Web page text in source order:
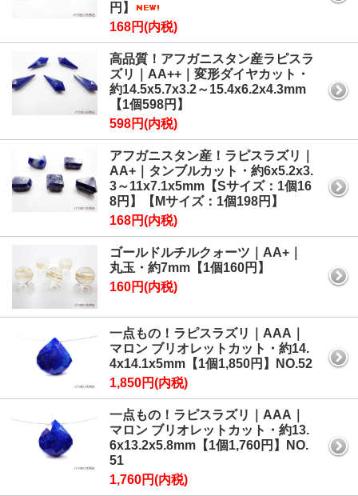
円】
168円(内税)
高品質！アフガニスタン産ラピスラ
ズリ｜AA++｜変形ダイヤカット・
約14.5x5.7x3.2～15.4x6.2x4.3mm
【1個598円】
598円(内税)
アフガニスタン産！ラピスラズリ｜
AA+｜タンブルカット・約6x5.2x3.
3～11x7.1x5mm【Sサイズ：1個16
8円】【Mサイズ：1個198円】
168円(内税)
ゴールドルチルクォーツ｜AA+｜
丸玉・約7mm【1個160円】
160円(内税)
一点もの！ラピスラズリ｜AAA｜
マロン ブリオレットカット・約14.
4x14.1x5mm【1個1,850円】NO.52
1,850円(内税)
一点もの！ラピスラズリ｜AAA｜
マロン ブリオレットカット・約13.
6x13.2x5.8mm【1個1,760円】NO.
51
1,760円(内税)